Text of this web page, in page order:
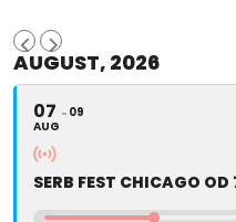
AUGUST, 2026
07
AUG
09
SERB FEST CHICAGO